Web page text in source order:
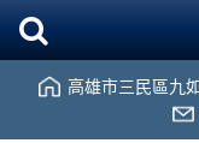
高雄市三民區九